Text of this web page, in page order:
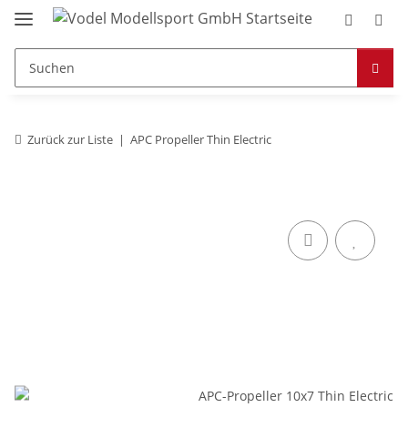
Zurück zur Liste APC Propeller Thin Electric